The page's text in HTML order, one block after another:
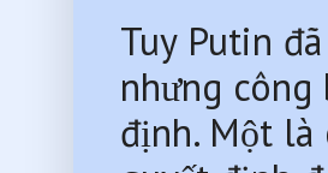
Tuy Putin
nhưng
định. Một là